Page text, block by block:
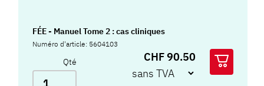
FÉE - Manuel Tome 2 : cas cliniques
Numéro d'article: 5604103
Qté CHF 90.50